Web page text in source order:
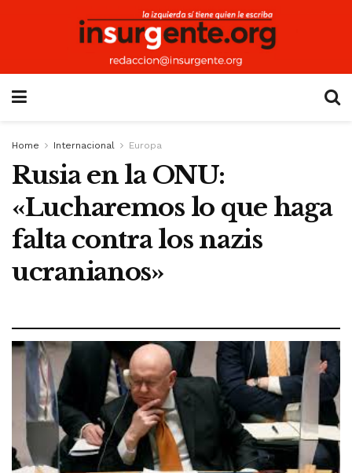
Home Internacional Europa
Rusia en la ONU:
«Lucharemos lo que haga
falta contra los nazis
ucranianos»